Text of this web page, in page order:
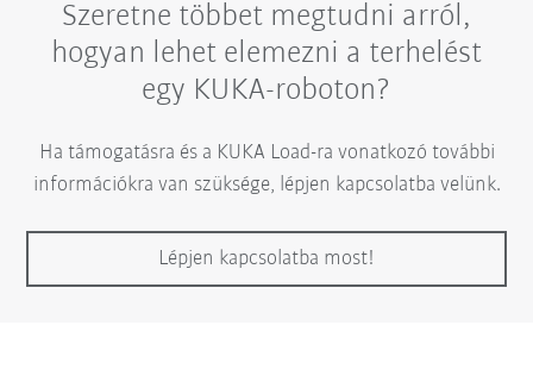
Szeretne többet megtudni arról,
hogyan lehet elemezni a terhelést
egy KUKA-roboton?
Ha támogatásra és a KUKA Load-ra vonatkozó további
információkra van szüksége, lépjen kapcsolatba velünk.
Lépjen kapcsolatba most!